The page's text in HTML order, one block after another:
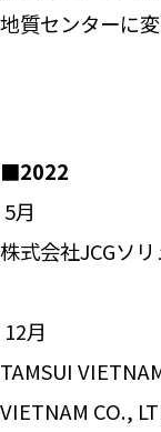
地質センターに
■2022
―― 5月
株式会社JCGソ
―― 12月
TAMSUI
VIETNAM CO.,